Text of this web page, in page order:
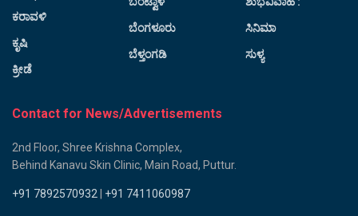
ಕರಾವಳಿ
ಕೃಷಿ
ಕ್ರೀಡೆ
ಬೆಂಗಳೂರು
ಬೆಳ್ತಂಗಡಿ
ಸಿನಿಮಾ
ಸುಳ್ಯ
Contact for News/Advertisements
2nd Floor, Shree Krishna Complex,
Behind Kanavu Skin Clinic, Main Road, Puttur.
+91 7892570932 +91 7411060987